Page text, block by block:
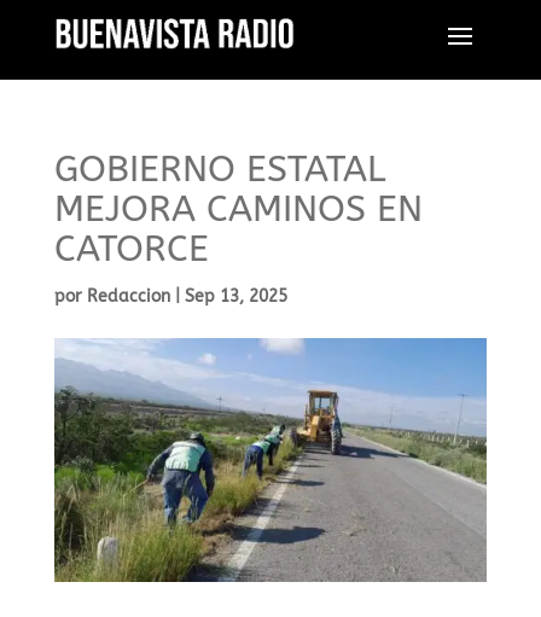
GOBIERNO ESTATAL
MEJORA CAMINOS EN
CATORCE
por Redaccion| Sep 13, 2025